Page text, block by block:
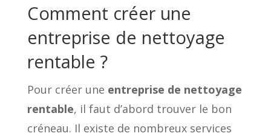
Comment créer une
entreprise de nettoyage
rentable ?
Pour créer une entreprise de nettoyage
rentable, il faut d’abord trouver le bon
créneau. Il existe de nombreux services